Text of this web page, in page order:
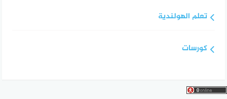
تعلم الهولندية
كورسات